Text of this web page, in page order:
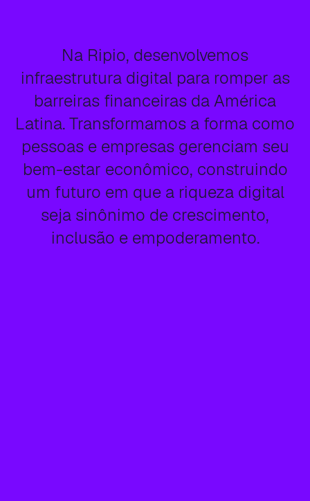
Na Ripio, desenvolvemos
infraestrutura digital para romper as
barreiras financeiras daAmérica
Latina.Transformamos a forma como
pessoas e empresas gerenciam seu
bem-estar econômico, construindo
um futuro em que a riqueza digital
seja sinônimo de crescimento,
inclusão e empoderamento.